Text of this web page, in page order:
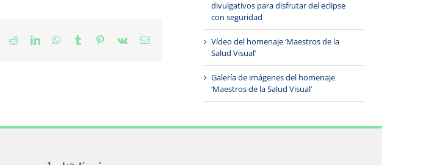
RedditLinkedInWhatsApp
Tumblr Pinterest
Vk
Correo
divulgativos para disfrutar del eclipse
con seguridad
Vídeo del homenaje ‘Maestros de la
Salud Visual’
Galería de imágenes del homenaje
‘Maestros de la Salud Visual’